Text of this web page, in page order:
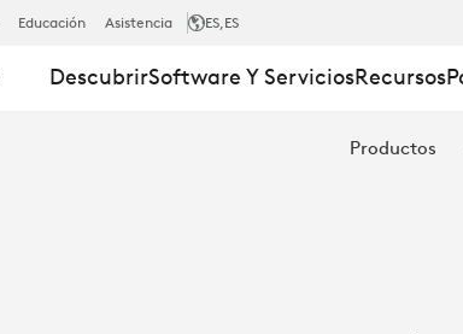
Educación Asistencia ES,ES
DescubrirSoftware Y ServiciosRecursos
Productos